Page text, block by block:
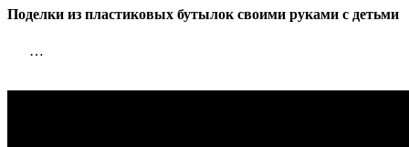
Поделки из пластиковых бутылок своими руками с детьми
…